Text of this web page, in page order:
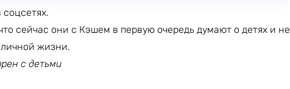
сейчас они с Кэшем в первую очередь думают о детях и не
личной жизни.
с детьми